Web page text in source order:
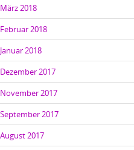
März 2018
Februar 2018
Januar 2018
Dezember 2017
November 2017
September 2017
August 2017